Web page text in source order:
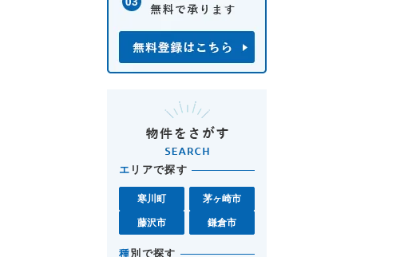
エ リアで探す
寒川町 茅ヶ崎市
藤沢市 鎌倉市
種別で探す